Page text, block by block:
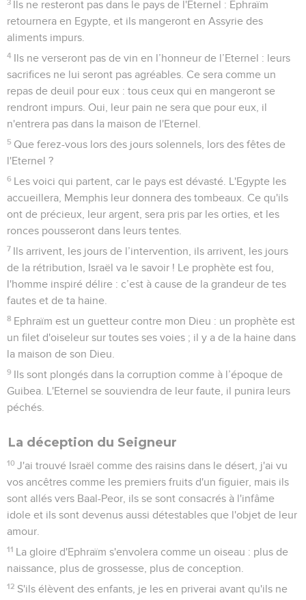
Dieu ; c'est pourquoi le veau de Samarie sera mis en pièces.
7 Puisqu'ils ont semé du vent, ils moissonneront la tempête.
Ils n'auront pas un épi de blé. Ce qui poussera ne donnera
pas de farine, et s'il y en avait, des étrangers la dévoreraient.
8 Israël est englouti ! Ils sont maintenant parmi les nations
comme un vase indésirable.
En effet, ils sont allés en Assyrie comme un âne sauvage
des amis.
maintenant les rassembler, et bientôt ils souffriront sous le
fardeau du roi des princes.
Ephraïm a multiplié les autels pour pécher, et ces autels
Si j'écris pour lui tous les articles de ma loi, ils sont
regardés comme quelque chose d'étranger.
13
Ils sacrifient des victimes qu'ils m'offrent et ils en mangent
la viande : l'Eternel n'y prend pas plaisir. Maintenant l'Eternel
se souvient de leur faute, et il punira leurs péchés : ils
retourneront en Egypte.
Israël a oublié celui qui l'a fait, il a construit des palais ;
Juda a multiplié les villes fortifiées. Mais j'enverrai le feu
dans leurs villes et il dévorera leurs palais.
Seuls les Évangiles sont disponibles en vidéo pour le moment.
Le peuple de Dieu va tout perdre
peuples ! En effet, tu t'es prostitué en abandonnant ton Dieu,
tu as aimé un salaire impur dans toutes les aires à blé !
L'aire de battage et le pressoir ne les nourriront pas, et le